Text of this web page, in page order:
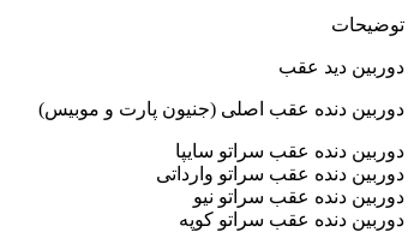
توضیحات
دوربین دید عقب
دوربین دنده عقب اصلی (جنیون پارت و موبیس)
دوربین دنده عقب سراتو سایپا
دوربین دنده عقب سراتو وارداتی
دوربین دنده عقب سراتو نیو
دوربین دنده عقب سراتو کوپه